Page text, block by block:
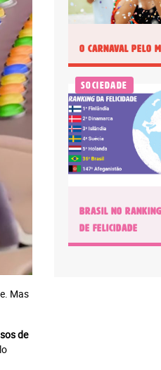
Mas
de
O Carnaval pelo
Sociedade
BRASIL NO
DE FELICIDADE